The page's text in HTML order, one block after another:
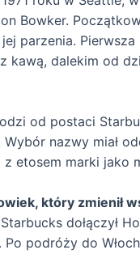
Bowker.
parzenia.
kawą, dalekim od
od postaci
Wybór nazwy miał
z etosem marki jako
który zmienił
dołączył
podróży do